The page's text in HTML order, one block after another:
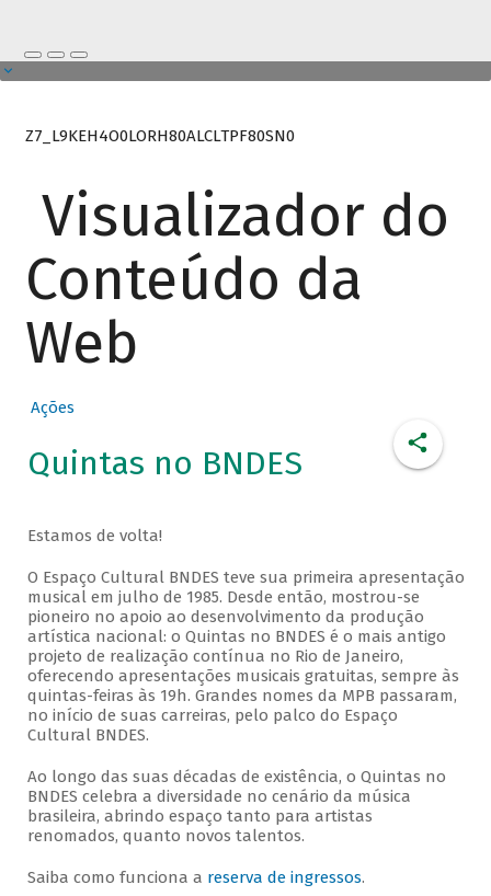
Z7_L9KEH4O0LORH80ALCLTPF80SN0
Visualizador do
Conteúdo da
Web
Ações
Quintas no BNDES
Estamos de volta!
O Espaço Cultural BNDES teve sua primeira apresentação
musical em julho de 1985. Desde então, mostrou-se
pioneiro no apoio ao desenvolvimento da produção
artística nacional: o Quintas no BNDES é o mais antigo
projeto de realização contínua no Rio de Janeiro,
oferecendo apresentações musicais gratuitas, sempre às
quintas-feiras às 19h. Grandes nomes da MPB passaram,
no início de suas carreiras, pelo palco do Espaço
Cultural BNDES.
Ao longo das suas décadas de existência, o Quintas no
BNDES celebra a diversidade no cenário da música
brasileira, abrindo espaço tanto para artistas
renomados, quanto novos talentos.
Saiba como funciona a reserva de ingressos.